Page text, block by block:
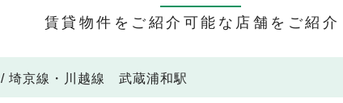
賃貸物件をご紹介可能な店舗をご紹介
/ 埼京線・川越線 武蔵浦和駅